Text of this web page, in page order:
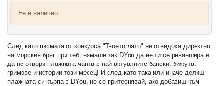
Не е налично
След като писмата от конкурса "Твоето лято" ни отведоха директно
на морския бряг при теб, нямаше как DYou да не ти се реваншира и
да не отвори плажната чанта с най-актуалните бански, бижута,
гримове и истории този месец! И след като така или иначе делиш
плажната си кърпа с DYou, не се притеснявай, ако добавиш към